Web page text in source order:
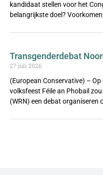
kandidaat stellen voor het
belangrijkste doel?
Transgenderdebat
27 juli 2026
(European Conservative) –
volksfeest Féile an Phobail
(WRN) een debat organiseren